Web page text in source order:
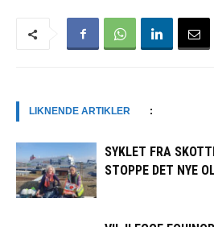
LIKNENDE ARTIKLER :
SYKLET FRA
STOPPE DET NYE